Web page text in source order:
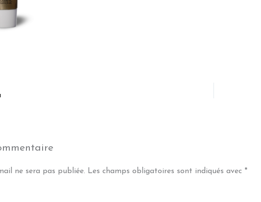
ne sera pas publiée. Les champs obligatoires sont indiqués avec *